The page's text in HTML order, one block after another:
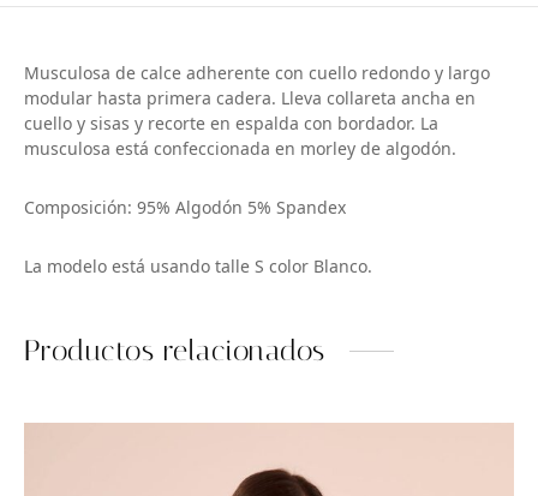
Musculosa de calce adherente con cuello redondo y largo
modular hasta primera cadera. Lleva collareta ancha en
cuello y sisas y recorte en espalda con bordador. La
musculosa está confeccionada en morley de algodón.
Composición: 95% Algodón 5% Spandex
La modelo está usando talle S color Blanco.
Productos relacionados